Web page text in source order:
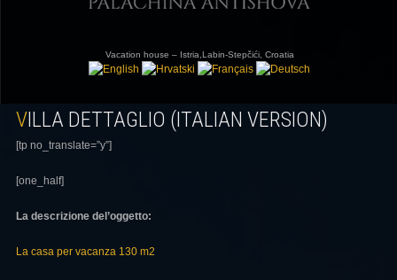
Vacation house – Istria,Labin-Stepčići, Croatia
VILLA DETTAGLIO (ITALIAN VERSION)
[tp no_translate=”y”]
[one_half]
La descrizione del’oggetto:
La casa per vacanza 130 m2